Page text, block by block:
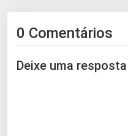
0 Comentários
Deixe uma resposta